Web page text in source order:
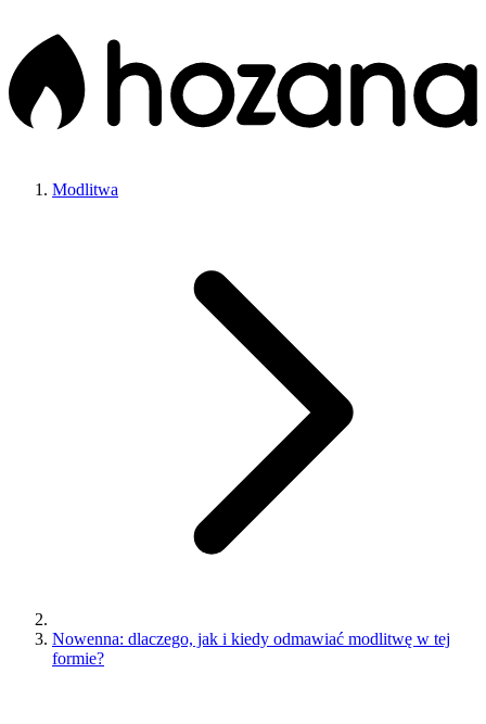
Modlitwa
Nowenna: dlaczego, jak i kiedy odmawiać modlitwę w tej
formie?